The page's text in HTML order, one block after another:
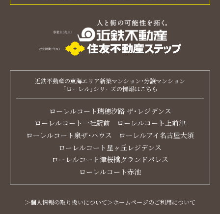
近鉄不動産の東海エリア新築マンション・分譲マンション
「ローレル」シリーズの情報はこちら
ローレルコート瑞穂汐路 ザ・レジデンス
ローレルコート一社駅前
ローレルコート上前津
ローレルコート泉ザ・ハウス
ローレルアイ名古屋大須
ローレルコート星ヶ丘レジデンス
ローレルコート津桜橋グランドパレス
ローレルコート赤池
＞個人情報の取り扱いについて＞ホームページのご利用について